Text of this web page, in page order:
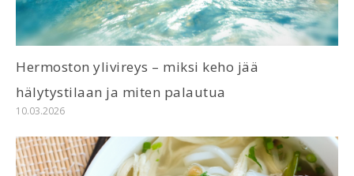
Hermoston ylivireys – miksi keho jää
hälytystilaan ja miten palautua
10.03.2026